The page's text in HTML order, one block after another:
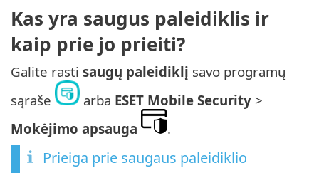
Kas yra saugus paleidiklis ir
kaip prie jo prieiti?
Galite rasti saugų paleidiklį savo programų
sąraše
arba ESET Mobile Security >
Mokėjimo apsauga
.
Prieiga prie saugaus paleidiklio